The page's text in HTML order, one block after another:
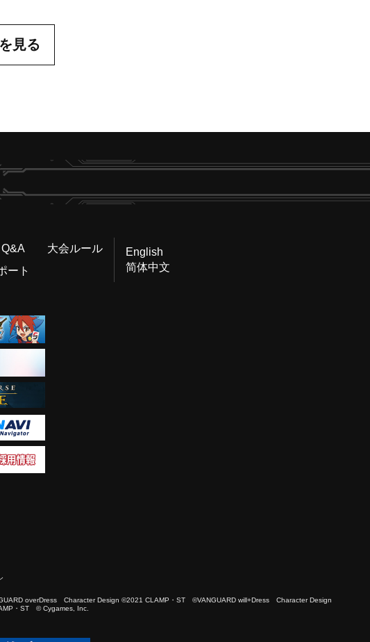
見る
ードch
Q&A
大会ルール
ート
English
简体中文
overDress Character Design ©2021 CLAMP・ST ©VANGUARD will+Dress Character Design
・ST © Cygames, Inc.